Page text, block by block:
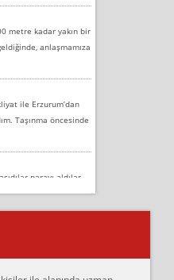
metre kadar yakın bir
anlaşmamıza
ile Erzurum’dan
Taşınma öncesinde
parayı aldılar.
renkli bantı